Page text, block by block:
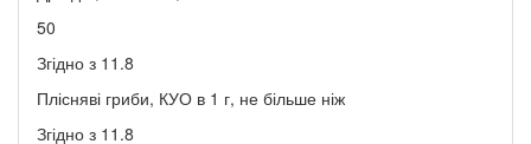
50
Згідно з 11.8
Плісняві гриби, КУО в 1 г, не більше ніж
Згідно з 11.8